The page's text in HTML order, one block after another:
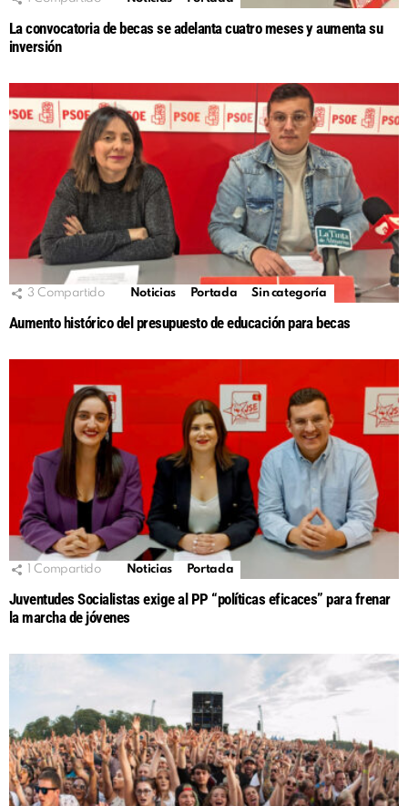
La convocatoria de becas se adelanta cuatro meses y aumenta su
inversión
3 Compartido Noticias Portada Sin categoría
Aumento histórico del presupuesto de educación para becas
Compartido Noticias Portada
Juventudes Socialistas exige al PP “políticas eficaces” para frenar
la marcha de jóvenes